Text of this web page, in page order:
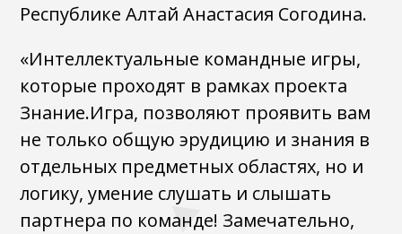
Республике Алтай Анастасия Согодина.
«Интеллектуальные командные игры,
которые проходят в рамках проекта
Знание.Игра, позволяют проявить вам
не только общую эрудицию и знания в
отдельных предметных областях, но и
логику, умение слушать и слышать
партнера по команде! Замечательно,